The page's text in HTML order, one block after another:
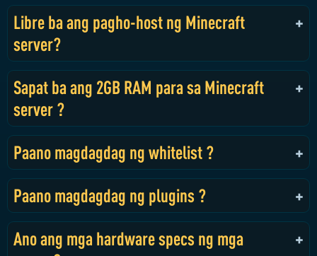
Libre ba ang pagho-host ng Minecraft
server?
Sapat ba ang 2GB RAM para sa Minecraft
server ?
Paano magdagdag ng whitelist ?
Paano magdagdag ng plugins ?
Ano ang mga hardware specs ng mga